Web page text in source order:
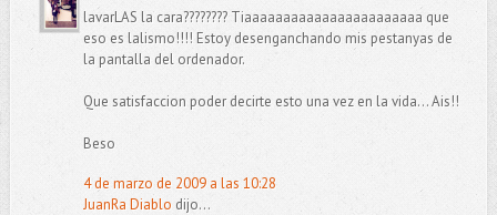
lavarLAS la cara???????? Tiaaaaaaaaaaaaaaaaaaaaaaa que
eso es lalismo!!!! Estoy desenganchando mis pestanyas de
la pantalla del ordenador.
Que satisfaccion poder decirte esto una vez en la vida... Ais!!
Beso
4 de marzo de 2009 a las 10:28
JuanRa Diablo dijo...